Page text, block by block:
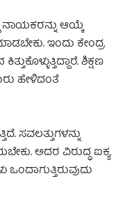
ನಾಯಕರನ್ನು ಆಯ್ಕೆ
ಇಂದು ಕೇಂದ್ರ
ಶಿಕ್ಷಣ
ಹೇಳಿದಂತೆ
ಸವಲತ್ತುಗಳನ್ನು
ಅದರ ವಿರುದ್ಧ ಐಕ್ಯ